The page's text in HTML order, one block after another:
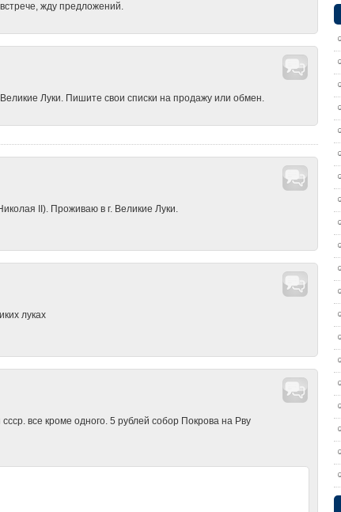
жду предложений.
Луки. Пишите свои списки на продажу или обмен.
II). Проживаю в г. Великие Луки.
луках
все кроме одного. 5 рублей собор Покрова на Рву